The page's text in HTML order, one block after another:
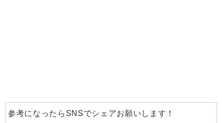
参考になったらSNSでシェアお願いします！